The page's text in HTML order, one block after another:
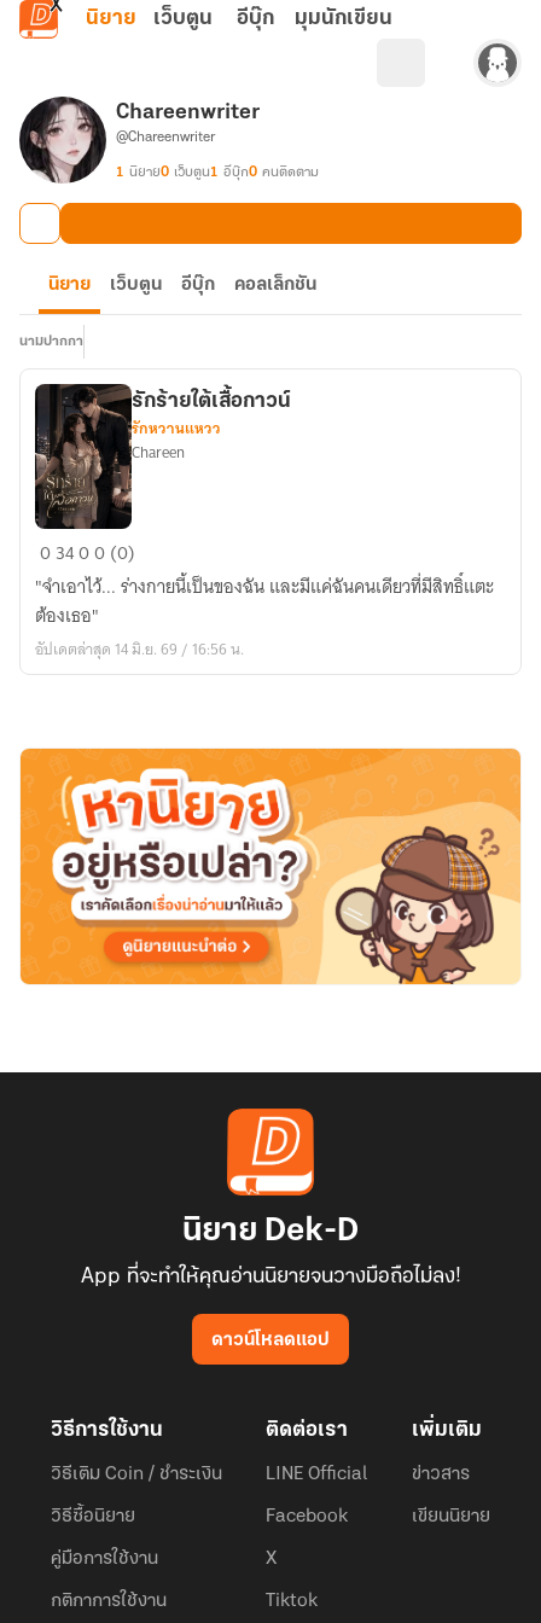
ข้ามไปยังเนื้อหาหลัก
นิยาย เว็บตูน อีบุ๊ก มุมนักเขียน
Chareenwriter
@Chareenwriter
1 นิยาย0 เว็บตูน1 อีบุ๊ก0 คนติดตาม
นิยาย เว็บตูน อีบุ๊ก คอลเล็กชัน
นามปากกา
รัก
ร้าย
ใต้
เสื้อ
กา
รักร้ายใต้เสื้อกาวน์
รักหวานแหวว
Chareen
03400 (0)
"จำเอาไว้... ร่างกายนี้เป็นของฉัน และมีแค่ฉันคนเดียวที่มีสิทธิ์แตะ
ต้องเธอ"
อัปเดตล่าสุด 14 มิ.ย. 69 / 16:56 น.
นิยาย Dek-D
App ที่จะทำให้คุณอ่านนิยายจนวางมือถือไม่ลง!
ดาวน์โหลดแอป
วิธีการใช้งาน
วิธีเติม Coin / ชำระเงิน
วิธีซื้อนิยาย
คู่มือการใช้งาน
กติกาการใช้งาน
ติดต่อเรา
LINE Official
Facebook
X
Tiktok
เพิ่มเติม
ข่าวสาร
เขียนนิยาย